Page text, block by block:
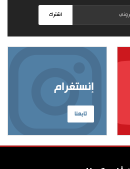
اشترك
إنستغرام
تابعنا